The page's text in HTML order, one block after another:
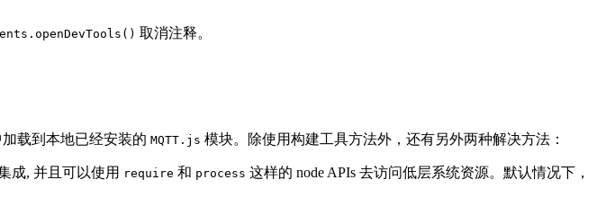
取消注释。
加载到本地已经安装的 MQTT.js 模块。除使用构建工具方法外，还有另外两种解决方法：
成, 并且可以使用 require 和 process 这样的 node APIs 去访问低层系统资源。默认情况下，